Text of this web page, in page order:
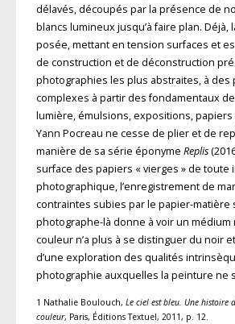
délavés, découpés par la présence de
blancs lumineux jusqu’à faire plan. Déjà,
posée, mettant en tension surfaces et
de construction et de déconstruction
photographies les plus abstraites, à des
complexes à partir des fondamentaux
lumière, émulsions, expositions,
Yann Pocreau ne cesse de plier et de
manière de sa série éponyme Replis
surface des papiers « vierges » de toute
photographique, l’enregistrement de
contraintes subies par le papier-matière
photographe-là donne à voir un médium
couleur n’a plus à se distinguer du noir
d’une exploration des qualités
photographie auxquelles la peinture ne
1 Nathalie Boulouch, Le ciel est bleu. Une histoire
couleur, Paris, Éditions Textuel, 2011, p. 12.